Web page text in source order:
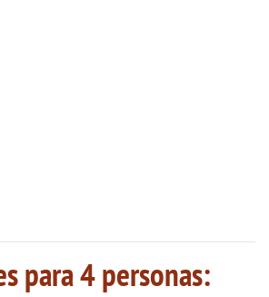
para 4 personas: